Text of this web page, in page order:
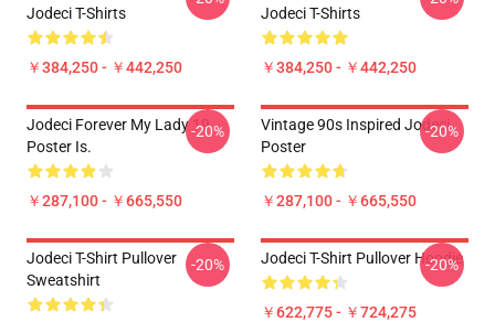
Jodeci T-Shirts
￥384,250 - ￥442,250
Jodeci T-Shirts
￥384,250 - ￥442,250
Jodeci Forever My Lady 19
Poster Is.
￥287,100 - ￥665,550
-20%
Vintage 90s Inspired Jodeci
Poster
￥287,100 - ￥665,550
-20%
Jodeci T-Shirt Pullover
Sweatshirt
-20% Jodeci T-Shirt Pullover Hoodie
￥622,775 - ￥724,275
-20%